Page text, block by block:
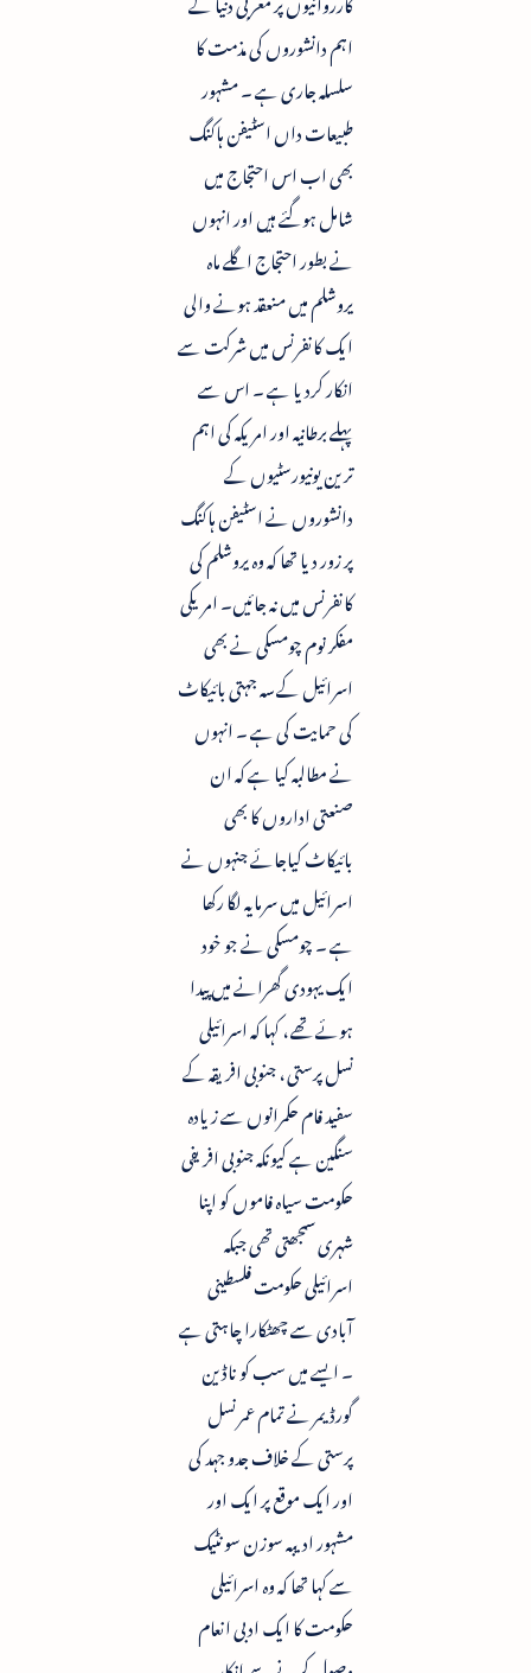
اہم دانشوروں کی مذمت کا
سلسلہ جاری ہے ۔ مشہور
طبیعات داں اسٹیفن ہاکنگ
بھی اب اس احتجاج میں
شامل ہوگئے ہیں اور انہوں
نے بطور احتجاج اگلے ماہ
یروشلم میں منعقد ہونے والی
ایک کانفرنس میں شرکت سے
انکار کردیا ہے ۔ اس سے
پہلے برطانیہ اور امریکہ کی اہم
ترین یونیورسٹیوں کے
دانشوروں نے اسٹیفن ہاکنگ
پر زور دیا تھا کہ وہ یروشلم کی
کانفرنس میں نہ جائیں۔ امریکی
مفکر نوم چومسکی نے بھی
اسرائیل کے سہ جہتی بائیکاٹ
کی حمایت کی ہے ۔ انہوں
نے مطالبہ کیا ہے کہ ان
صنعتی اداروں کا بھی
بائیکاٹ کیاجائے جنہوں نے
اسرائیل میں سرمایہ لگا رکھا
ہے ۔ چومسکی نے جو خود
ایک یہودی گھرانے میں پیدا
ہوئے تھے ، کہا کہ اسرائیلی
نسل پرستی ، جنوبی افریقہ کے
سفید فام حکمرانوں سے زیادہ
سنگین ہے کیونکہ جنوبی افریفی
حکومت سیاہ فاموں کو اپنا
شہری سمجھتی تھی جبکہ
اسرائیلی حکومت فلسطینی
آبادی سے چھٹکارا چاہتی ہے
۔ ایسے میں سب کو ناڈین
گورڈیمر نے تمام عمر نسل
پرستی کے خلاف جدو جہد کی
اور ایک موقع پر ایک اور
مشہور ادیبہ سوزن سونٹیک
سے کہا تھا کہ وہ اسرائیلی
حکومت کا ایک ادبی انعام